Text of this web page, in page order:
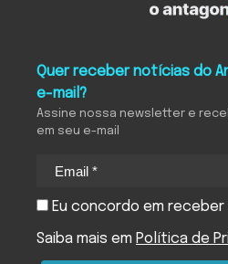
Quer receber notícias do
e-mail?
Assine nossa newsletter e
em seu e-mail
Eu concordo em
Saiba mais em Política de